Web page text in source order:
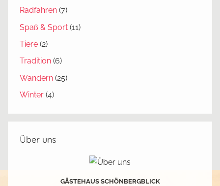
w
r
z
w
l
d
n
Radfahren (7)
Spaß & Sport (11)
Tiere (2)
Tradition (6)
Wandern (25)
Winter (4)
Über uns
GÄSTEHAUS SCHÖNBERGBLICK